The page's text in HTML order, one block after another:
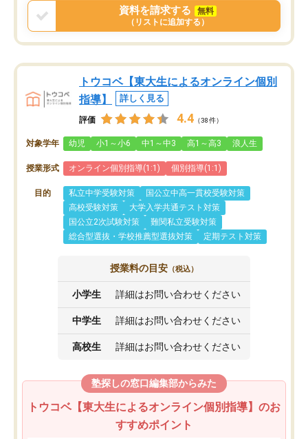
資料を請求する
無料
（リストに追加する）
トウコベ【東大生によるオンライン個別
指導】
詳しく見る
評価 4.4 （38件）
対象学年 幼児 小1～小6 中1～中3 高1～高3 浪人生
授業形式 オンライン個別指導(1:1) 個別指導(1:1)
目的 私立中学受験対策
国公立中高一貫校受験対策
高校受験対策
大学入学共通テスト対策
国公立2次試験対策
難関私立受験対策
総合型選抜・学校推薦型選抜対策
定期テスト対策
授業料の目安 （税込）
小学生 詳細はお問い合わせください
中学生 詳細はお問い合わせください
高校生 詳細はお問い合わせください
塾探しの窓口編集部からみた
トウコベ【東大生によるオンライン個別指導】のお
すすめポイント